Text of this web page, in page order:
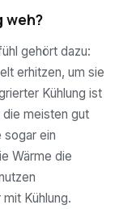
weh?
gehört dazu:
erhitzen, um sie
Kühlung ist
meisten gut
sogar ein
Wärme die
Kühlung.